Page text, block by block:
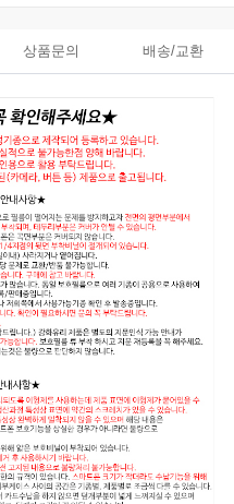
상품문의 배송/교환